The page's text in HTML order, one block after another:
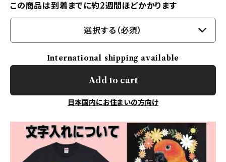
この商品は到着までに約2週間ほどかかります
選択する（必須）
International shipping available
Add to cart
日本国内にお住まいの方向け